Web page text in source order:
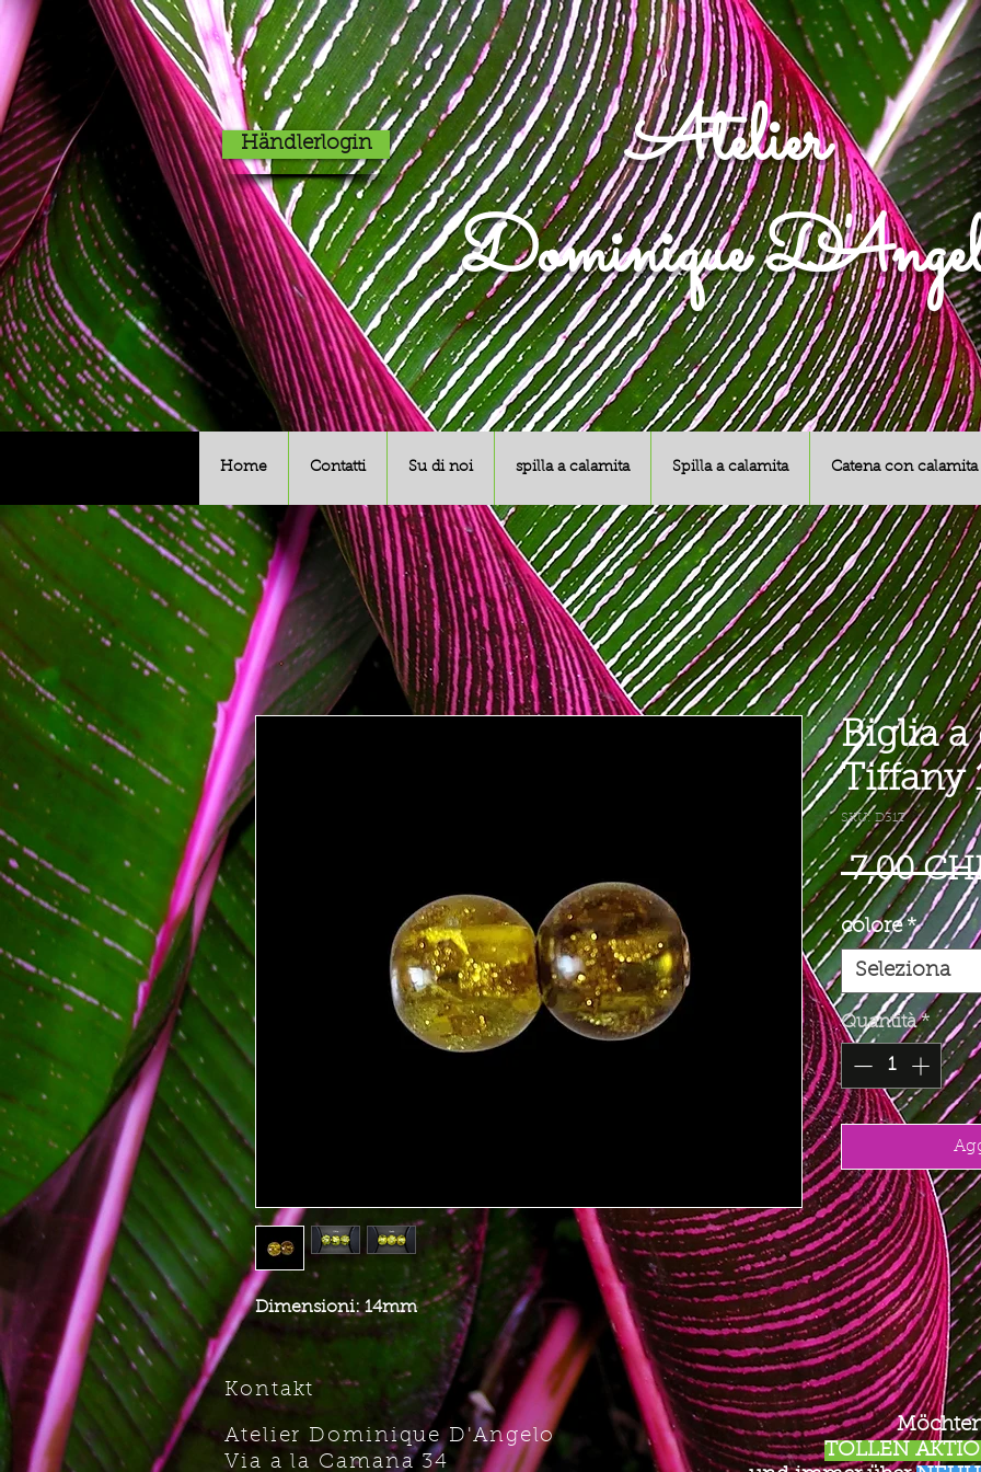
Atelier
Dominique
Händlerlogin
Home Contatti Su di noi spilla a calamita Spilla a calamita Catena con calamita
Dimensioni: 14mm
Biglia a
Tiffany
SKU: D31T
7,00
colore *
Seleziona
Quantità *
Kontakt
Atelier Dominique D'Angelo
Via a la Camana 34
TOLLEN